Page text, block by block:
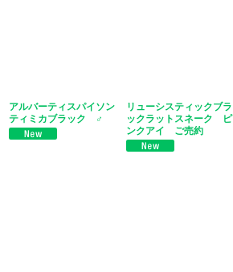
アルバーティスパイソン
ティミカブラック ♂
リューシスティックブラ
ックラットスネーク ピ
ンクアイ ご売約